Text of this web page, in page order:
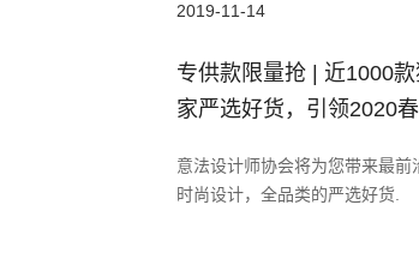
2019-11-14
专供款限量抢 | 近1000款
家严选好货，引领2020
意法设计师协会将为您带来最前
时尚设计，全品类的严选好货.